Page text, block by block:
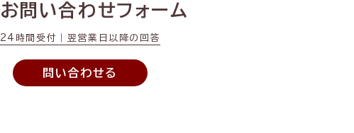
お問い合わせフォーム
24時間受付｜翌営業日以降の回答
問い合わせる